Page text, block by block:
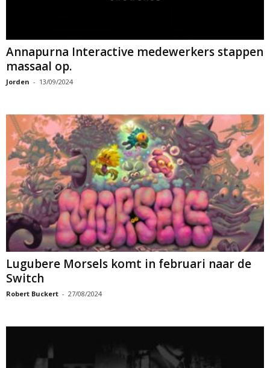
Annapurna Interactive medewerkers stappen
massaal op.
Jorden - 13/09/2024
Lugubere Morsels komt in februari naar de
Switch
Robert Buckert - 27/08/2024